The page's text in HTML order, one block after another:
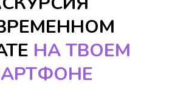
НА ТВОЕМ